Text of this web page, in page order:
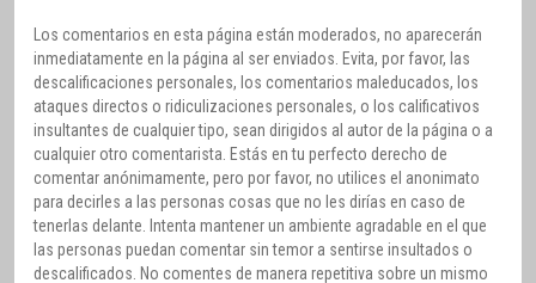
Los comentarios en esta página están moderados, no aparecerán
inmediatamente en la página al ser enviados. Evita, por favor, las
descalificaciones personales, los comentarios maleducados, los
ataques directos o ridiculizaciones personales, o los calificativos
insultantes de cualquier tipo, sean dirigidos al autor de la página o a
cualquier otro comentarista. Estás en tu perfecto derecho de
comentar anónimamente, pero por favor, no utilices el anonimato
para decirles a las personas cosas que no les dirías en caso de
tenerlas delante. Intenta mantener un ambiente agradable en el que
las personas puedan comentar sin temor a sentirse insultados o
descalificados. No comentes de manera repetitiva sobre un mismo